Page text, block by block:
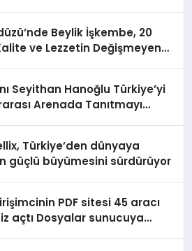
Beylik İşkembe, 20
ve Lezzetin Değişmeyen
Seyithan Hanoğlu Türkiye’yi
Arenada Tanıtmayı
Türkiye’den dünyaya
güçlü büyümesini sürdürüyor
PDF sitesi 45 aracı
açtı Dosyalar sunucuya